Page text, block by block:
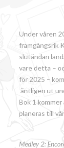
Under våren
framgångsrik
slutändan
vare detta –
för 2025 –
äntligen ut
Bok 1
planeras till
Medley 2: